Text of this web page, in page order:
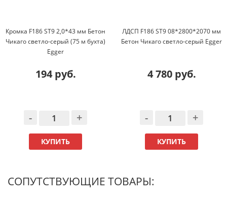
Кромка F186 ST9 2,0*43 мм Бетон
Чикаго светло-серый (75 м бухта)
Egger
194 руб.
- +
КУПИТЬ
ЛДСП F186 ST9 08*2800*2070 мм
Бетон Чикаго светло-серый Egger
4 780 руб.
- +
КУПИТЬ
СОПУТСТВУЮЩИЕ ТОВАРЫ: